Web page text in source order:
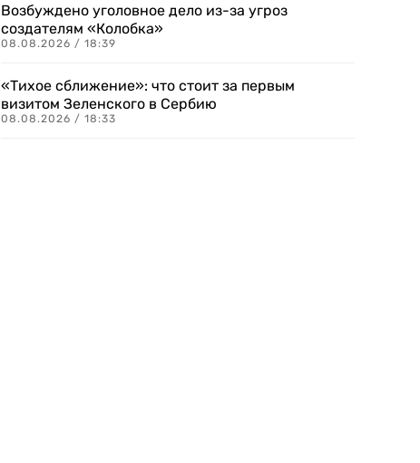
Возбуждено уголовное дело из-за угроз
создателям «Колобка»
08.08.2026 / 18:39
«Тихое сближение»: что стоит за первым
визитом Зеленского в Сербию
08.08.2026 / 18:33